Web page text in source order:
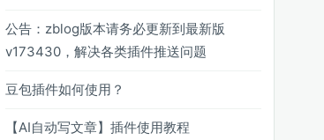
公告：zblog版本请务必更新到最新版
v173430，解决各类插件推送问题
豆包插件如何使用？
【AI自动写文章】插件使用教程